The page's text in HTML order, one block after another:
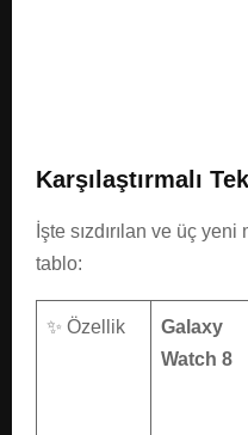
Karşılaştırmalı
İşte sızdırılan ve üç
tablo:
✨ Özellik
Galaxy
Watch 8